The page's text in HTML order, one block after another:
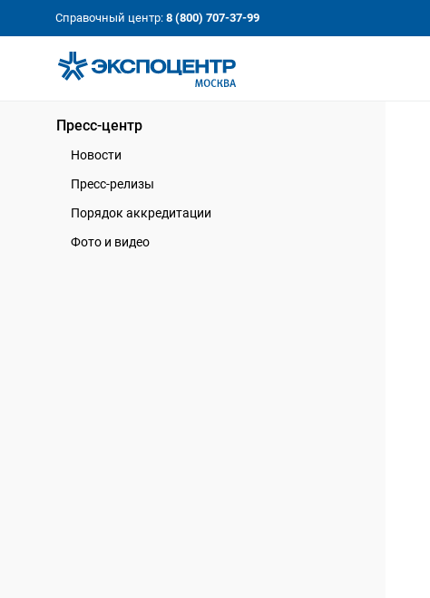
Shows:
a Key to Your Success
выставки вашего успеха
Справочный центр: 8 (800) 707-37-99
Пресс-центр
Новости
Пресс-релизы
Порядок аккредитации
Фото и видео